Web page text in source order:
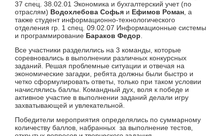
37 спец. 38.02.01 Экономика и бухгалтерский учет (по
отраслям) Водохлебова Софья и Ефимов Роман , а
также студент информационно-технологического
отделения гр. 1 спец. 09.02.07 Информационные системы
и программирование Бараков Федор
Все участники разделились на 3 команды, которые
соревновались в выполнении различных конкурсных
заданий. Решая проблемные ситуации и отвечая на
экономические загадки, ребята должны были быстро и
четко сформулировать ответы, только при таком условии
начислялись баллы. Командный дух, воля к победе и
активное участие в выполнении заданий делали игру
захватывающей и увлекательной.
Победители мероприятия определялись по суммарному
количеству баллов, набранных за выполнение тестов,